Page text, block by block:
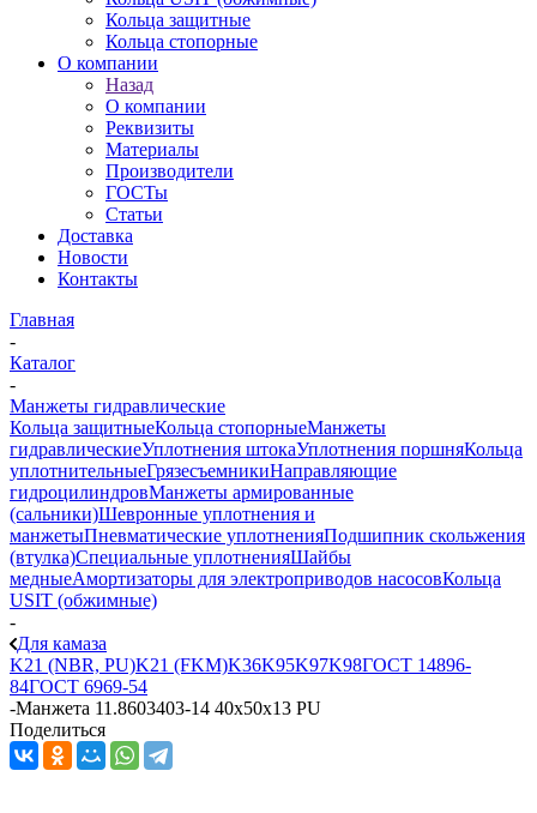
Кольца защитные
Кольца стопорные
О компании
Назад
О компании
Реквизиты
Материалы
Производители
ГОСТы
Статьи
Доставка
Новости
Контакты
Главная
-
Каталог
-
Манжеты гидравлические
Кольца защитныеКольца стопорныеМанжеты
гидравлическиеУплотнения штокаУплотнения поршняКольца
уплотнительныеГрязесъемникиНаправляющие
гидроцилиндровМанжеты армированные
(сальники)Шевронные уплотнения и
манжетыПневматические уплотненияПодшипник скольжения
(втулка)Специальные уплотненияШайбы
медныеАмортизаторы для электроприводов насосовКольца
USIT (обжимные)
-
Для камаза
K21 (NBR, PU)K21 (FKM)K36K95K97K98ГОСТ 14896-
84ГОСТ 6969-54
-Манжета 11.8603403-14 40x50x13 PU
Поделиться